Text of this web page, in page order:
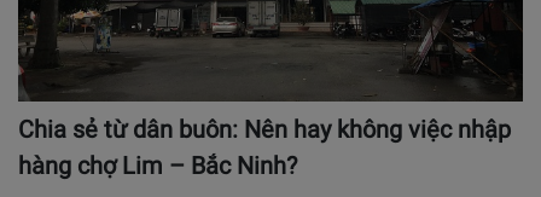
Chia sẻ từ dân buôn: Nên hay không việc nhập
hàng chợ Lim – Bắc Ninh?